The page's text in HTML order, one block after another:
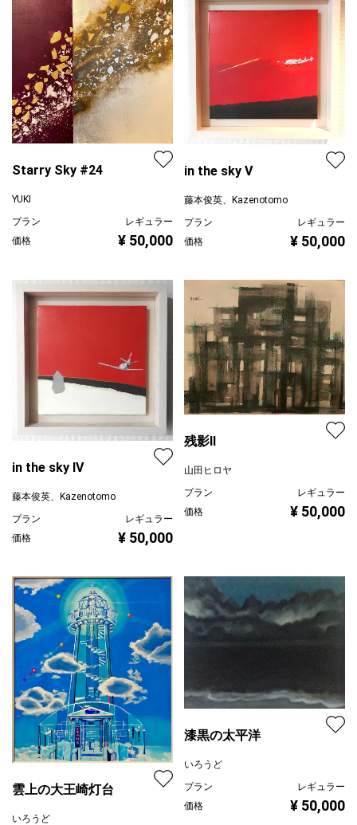
Starry Sky #24
YUKI
プラン
レギュラー
価格
¥ 50,000
in the sky V
藤本俊英、Kazenotomo
プラン
レギュラー
価格
¥ 50,000
in the sky IV
藤本俊英、Kazenotomo
プラン
レギュラー
価格
¥ 50,000
残影Ⅱ
山田ヒロヤ
プラン
レギュラー
価格
¥ 50,000
雲上の大王崎灯台
いろうど
漆黒の太平洋
いろうど
プラン
レギュラー
価格
¥ 50,000